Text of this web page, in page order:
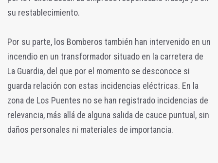
su restablecimiento.
Por su parte, los Bomberos también han intervenido en un
incendio en un transformador situado en la carretera de
La Guardia, del que por el momento se desconoce si
guarda relación con estas incidencias eléctricas. En la
zona de Los Puentes no se han registrado incidencias de
relevancia, más allá de alguna salida de cauce puntual, sin
daños personales ni materiales de importancia.